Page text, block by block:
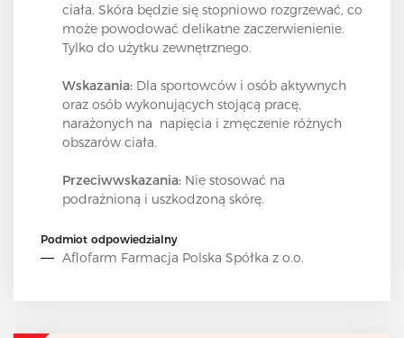
ciała. Skóra będzie się stopniowo rozgrzewać, co
może powodować delikatne zaczerwienienie.
Tylko do użytku zewnętrznego.
Wskazania: Dla sportowców i osób aktywnych
oraz osób wykonujących stojącą pracę,
narażonych na napięcia i zmęczenie różnych
obszarów ciała.
Przeciwwskazania: Nie stosować na
podrażnioną i uszkodzoną skórę.
Podmiot odpowiedzialny
Aflofarm Farmacja Polska Spółka z o.o.